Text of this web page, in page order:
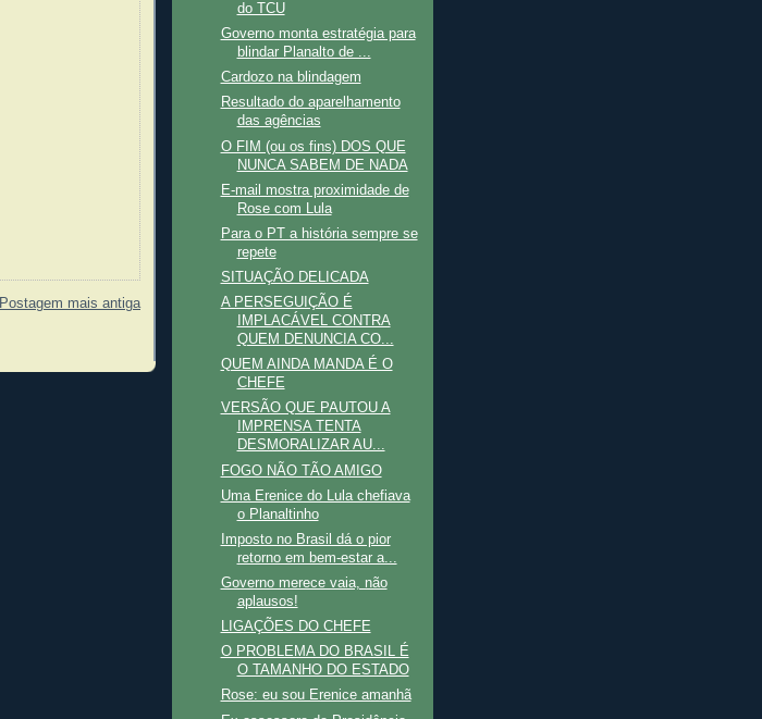
Postagem mais antiga
do TCU
Governo monta estratégia para
blindar Planalto de ...
Cardozo na blindagem
Resultado do aparelhamento
das agências
O FIM (ou os fins) DOS QUE
NUNCA SABEM DE NADA
E-mail mostra proximidade de
Rose com Lula
Para o PT a história sempre se
repete
SITUAÇÃO DELICADA
A PERSEGUIÇÃO É
IMPLACÁVEL CONTRA
QUEM DENUNCIA CO...
QUEM AINDA MANDA É O
CHEFE
VERSÃO QUE PAUTOU A
IMPRENSA TENTA
DESMORALIZAR AU...
FOGO NÃO TÃO AMIGO
Uma Erenice do Lula chefiava
o Planaltinho
Imposto no Brasil dá o pior
retorno em bem-estar a...
Governo merece vaia, não
aplausos!
LIGAÇÕES DO CHEFE
O PROBLEMA DO BRASIL É
O TAMANHO DO ESTADO
Rose: eu sou Erenice amanhã